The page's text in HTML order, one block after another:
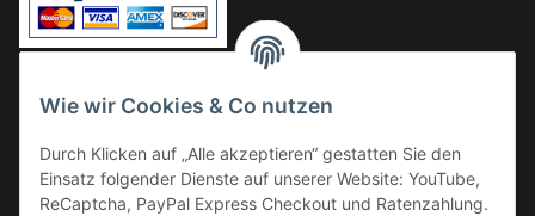
Wie wir Cookies & Co nutzen
Durch Klicken auf „Alle akzeptieren“ gestatten Sie den
Einsatz folgender Dienste auf unserer Website: YouTube,
ReCaptcha, PayPal Express Checkout und Ratenzahlung.
Kauf auf Rechnung
VERSAND